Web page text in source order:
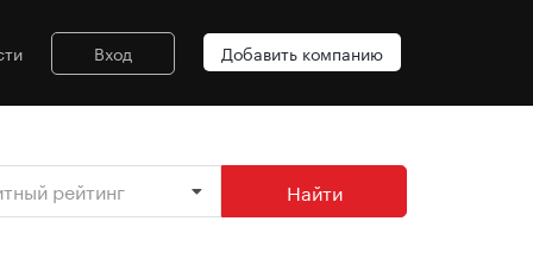
Вход Добавить компанию
рейтинг Найти